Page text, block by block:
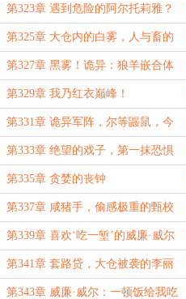
第323章 遇到危险的阿尔托莉雅？
第325章 大仓内的白雾，人与畜的
转化
第327章 黑雾！诡异：狼羊嵌合体
第329章 我乃红衣巅峰！
第331章 诡异军阵，尔等鼹鼠，今
日可悔？
第333章 绝望的戏子，第一抹恐惧
之气
第335章 贪婪的丧钟
第337章 咸猪手，偷感极重的甄校
医！
第339章 喜欢‘吃一堑’的威廉·威尔
第341章 套路贷，大仓被袭的李丽
质和路易十六
第343章 威廉·威尔：一顿饭给我吃